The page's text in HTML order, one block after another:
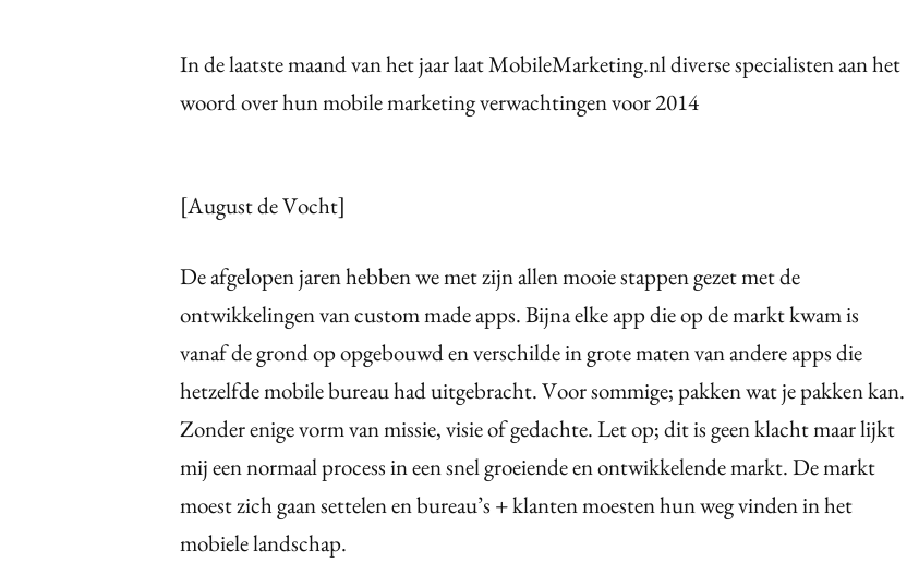
In de laatste maand van het jaar laat MobileMarketing.nl diverse specialisten aan het
woord over hun mobile marketing verwachtingen voor 2014
[August de Vocht]
De afgelopen jaren hebben we met zijn allen mooie stappen gezet met de
ontwikkelingen van custom made apps. Bijna elke app die op de markt kwam is
vanaf de grond op opgebouwd en verschilde in grote maten van andere apps die
hetzelfde mobile bureau had uitgebracht. Voor sommige; pakken wat je pakken kan.
Zonder enige vorm van missie, visie of gedachte. Let op; dit is geen klacht maar lijkt
mij een normaal process in een snel groeiende en ontwikkelende markt. De markt
moest zich gaan settelen en bureau’s + klanten moesten hun weg vinden in het
mobiele landschap.